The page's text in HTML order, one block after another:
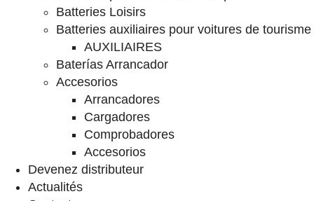
Batteries Loisirs
Batteries auxiliaires pour voitures de tourisme
AUXILIAIRES
Baterías Arrancador
Accesorios
Arrancadores
Cargadores
Comprobadores
Accesorios
Devenez distributeur
Actualités